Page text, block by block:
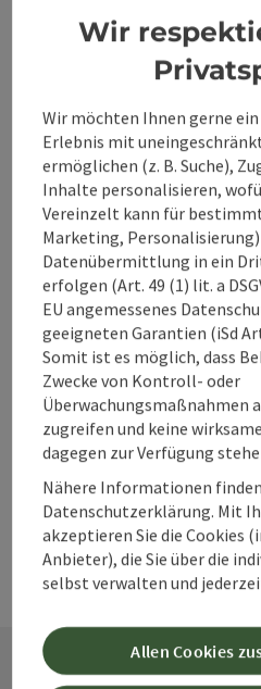
360°
erlaubt?
Kannst du
360°
direkt
Warum
du deine
Unterkunft
360°
frühzeitig
buchen?
Wir
Wir möchten Ihnen gerne
Erlebnis mit
ermöglichen (z. B. Suche),
Inhalte personalisieren,
Vereinzelt kann für
Marketing,
Datenübermittlung in ein
erfolgen (Art. 49 (1) lit. a
EU angemessenes
geeigneten Garantien (iSd
Somit ist es möglich, dass
Zwecke von Kontroll- oder
Überwachungsmaßnahmen
zugreifen und keine
dagegen zur Verfügung
Nähere Informationen
Datenschutzerklärung. Mit
akzeptieren Sie die Cookies
Anbieter), die Sie über die
selbst verwalten und
Allen Cookies